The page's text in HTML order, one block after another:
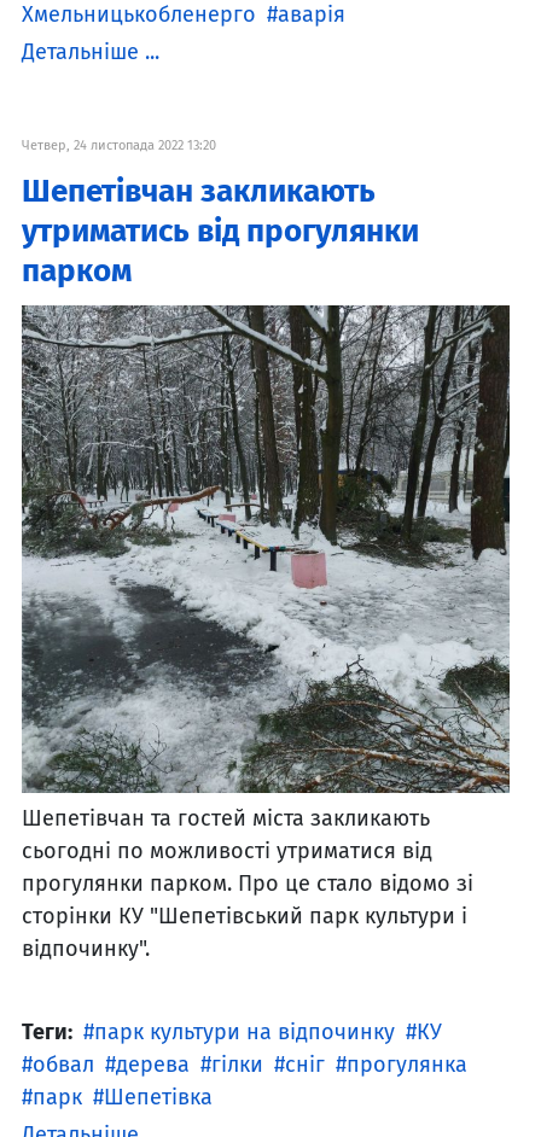
Хмельницькобленерго
аварія
Детальніше ...
Четвер, 24 листопада 2022 13:20
Шепетівчан закликають
утриматись від прогулянки
парком
Шепетівчан та гостей міста закликають
сьогодні по можливості утриматися від
прогулянки парком. Про це стало відомо зі
сторінки КУ "Шепетівський парк культури і
відпочинку".
Теги: парк культури на відпочинку
КУ
обвал
дерева гілки сніг
прогулянка
парк
Шепетівка